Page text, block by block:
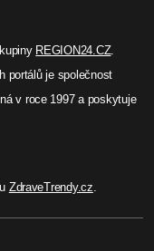
REGION24.CZ.
portálů je společnost
v roce 1997 a poskytuje
ZdraveTrendy.cz.